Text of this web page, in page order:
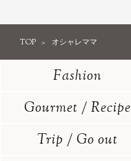
TOP オシャレママ
Fashion
Gourmet / Recipe
Trip / Go out